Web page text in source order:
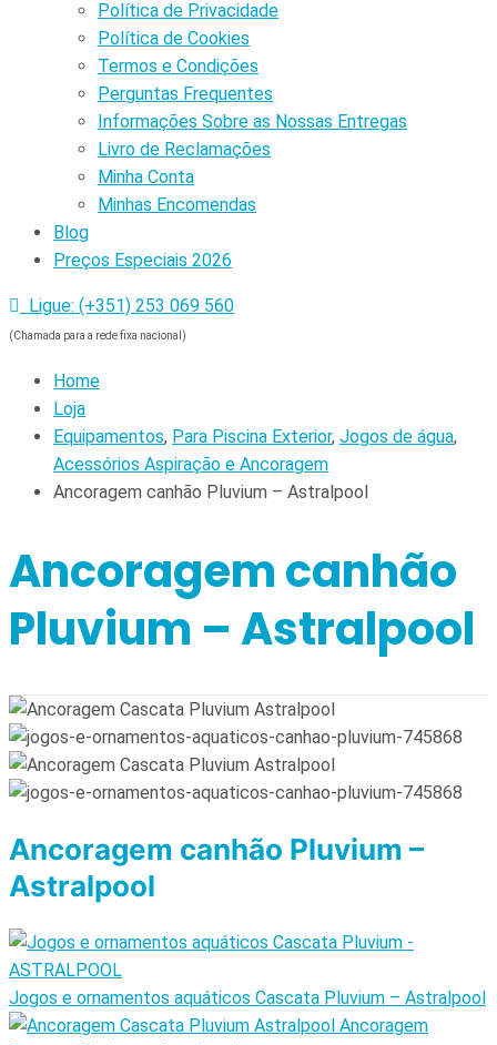
Política de Privacidade
Política de Cookies
Termos e Condições
Perguntas Frequentes
Informações Sobre as Nossas Entregas
Livro de Reclamações
Minha Conta
Minhas Encomendas
Blog
Preços Especiais 2026
Ligue: (+351) 253 069 560
(Chamada para a rede fixa nacional)
Home
Loja
Equipamentos, Para Piscina Exterior, Jogos de água,
Acessórios Aspiração e Ancoragem
Ancoragem canhão Pluvium – Astralpool
Ancoragem canhão
Pluvium – Astralpool
Ancoragem canhão Pluvium –
Astralpool
Jogos e ornamentos aquáticos Cascata Pluvium – Astralpool
Ancoragem